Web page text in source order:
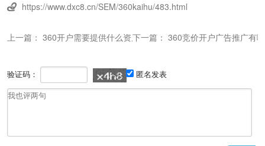
 https://www.dxc8.cn/SEM/360kaihu/483.html
上一篇： 360开户需要提供什么资质下一篇： 360竞价开户广告推广有
验证码： 匿名发表